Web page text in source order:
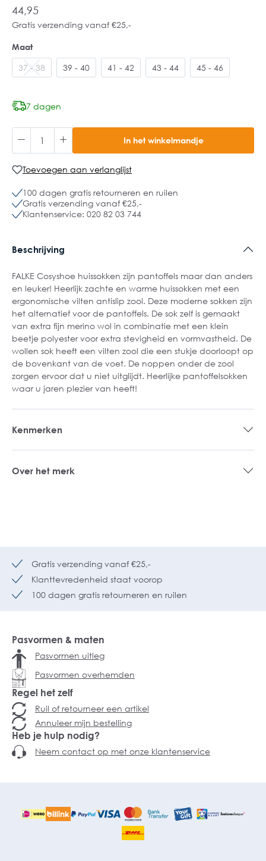
44,95
Gratis verzending vanaf €25,-
Maat
37 - 38 39 - 40 41 - 42 43 - 44 45 - 46
7 dagen
In het winkelmandje
Toevoegen aan verlanglijst
100 dagen gratis retourneren en ruilen
Gratis verzending vanaf €25,-
Klantenservice: 020 82 03 744
Beschrijving
FALKE Cosyshoe huissokken zijn pantoffels maar dan anders
en leuker! Heerlijk zachte en warme huissokken met een
ergonomische vilten antislip zool. Deze moderne sokken zijn
het alternatief voor de pantoffels. De sok zelf is gemaakt
van extra fijn merino wol in combinatie met een klein
beetje polyester voor extra stevigheid en vormvastheid. De
wollen sok heeft een vilten zool die een stukje doorloopt op
de bovenkant van de voet. De noppen onder de zool
zorgen ervoor dat u niet uitglijdt. Heerlijke pantoffelsokken
waar u jaren plezier van heeft!
Kenmerken
Over het merk
Gratis verzending vanaf €25,-
Klanttevredenheid staat voorop
100 dagen gratis retourneren en ruilen
Pasvormen & maten
Pasvormen uitleg
Pasvormen overhemden
Regel het zelf
Ruil of retourneer een artikel
Annuleer mijn bestelling
Heb je hulp nodig?
Neem contact op met onze klantenservice